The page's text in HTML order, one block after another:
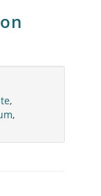
,
,